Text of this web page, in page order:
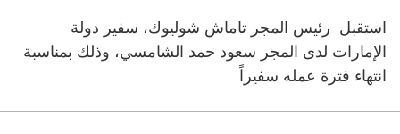
استقبل رئيس المجر تاماش شوليوك، سفير دولة
الإمارات لدى المجر سعود حمد الشامسي، وذلك بمناسبة
انتهاء فترة عمله سفيراً